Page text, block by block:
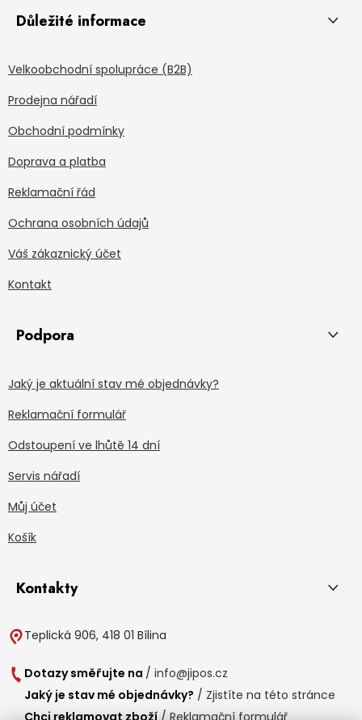
Důležité informace
Velkoobchodní spolupráce (B2B)
Prodejna nářadí
Obchodní podmínky
Doprava a platba
Reklamační řád
Ochrana osobních údajů
Váš zákaznický účet
Kontakt
Podpora
Jaký je aktuální stav mé objednávky?
Reklamační formulář
Odstoupení ve lhůtě 14 dní
Servis nářadí
Můj účet
Košík
Kontakty
Teplická 906, 418 01 Bílina
Dotazy směřujte na / info@jipos.cz
Jaký je stav mé objednávky? / Zjistíte na této stránce